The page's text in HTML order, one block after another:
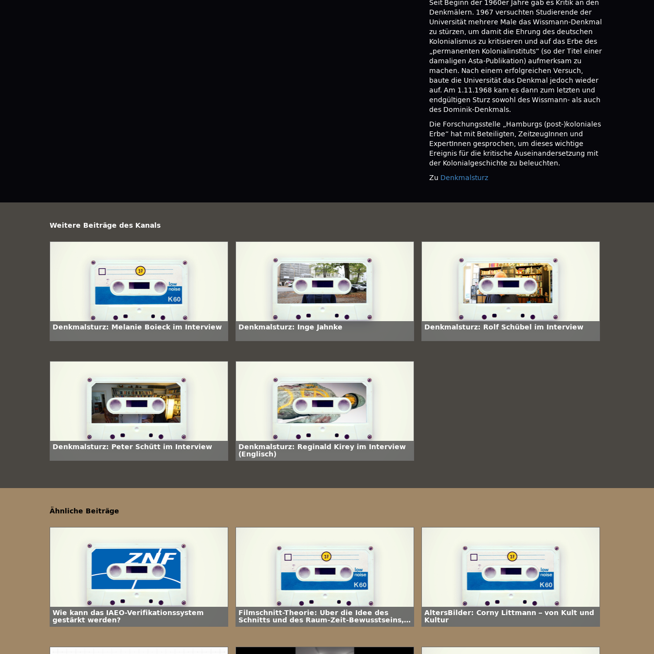
Seit Beginn der 1960er Jahre gab es Kritik an den
Denkmälern. 1967 versuchten Studierende der
Universität mehrere Male das Wissmann-Denkmal
zu stürzen, um damit die Ehrung des deutschen
Kolonialismus zu kritisieren und auf das Erbe des
„permanenten Kolonialinstituts“ (so der Titel einer
damaligen Asta-Publikation) aufmerksam zu
machen. Nach einem erfolgreichen Versuch,
baute die Universität das Denkmal jedoch wieder
auf. Am 1.11.1968 kam es dann zum letzten und
endgültigen Sturz sowohl des Wissmann- als auch
des Dominik-Denkmals.
Die Forschungsstelle „Hamburgs (post-)koloniales
Erbe“ hat mit Beteiligten, ZeitzeugInnen und
ExpertInnen gesprochen, um dieses wichtige
Ereignis für die kritische Auseinandersetzung mit
der Kolonialgeschichte zu beleuchten.
Zu Denkmalsturz
Weitere Beiträge des Kanals
Denkmalsturz: Melanie Boieck im Interview Denkmalsturz: Inge Jahnke Denkmalsturz: Rolf Schübel im Interview
Denkmalsturz: Peter Schütt im Interview
Denkmalsturz: Reginald Kirey im Interview
(Englisch)
Ähnliche Beiträge
Wie kann das IAEO-Verifikationssystem
gestärkt werden?
Filmschnitt-Theorie: Über die Idee des
Schnitts und des Raum-Zeit-Bewusstseins,
Teil 2
AltersBilder: Corny Littmann – von Kult und
Kultur